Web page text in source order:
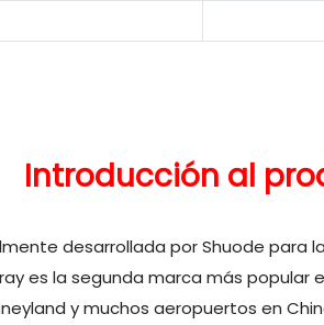
Introducción al
desarrollada por Shuode para
es la segunda marca más
y muchos aeropuertos en